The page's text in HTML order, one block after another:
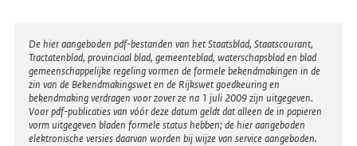
:Disclaimer
De hier aangeboden pdf-bestanden van het Staatsblad, Staatscourant,
Tractatenblad, provinciaal blad, gemeenteblad, waterschapsblad en blad
gemeenschappelijke regeling vormen de formele bekendmakingen in de
zin van de Bekendmakingswet en de Rijkswet goedkeuring en
bekendmaking verdragen voor zover ze na 1 juli 2009 zijn uitgegeven.
Voor pdf-publicaties van vóór deze datum geldt dat alleen de in papieren
vorm uitgegeven bladen formele status hebben; de hier aangeboden
elektronische versies daarvan worden bij wijze van service aangeboden.